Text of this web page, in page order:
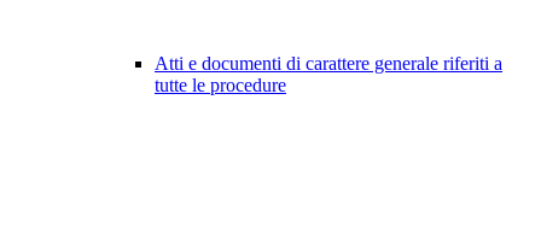
Atti e documenti di carattere generale riferiti a
tutte le procedure